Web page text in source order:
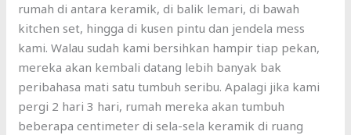
rumah di antara keramik, di balik lemari, di bawah
kitchen set, hingga di kusen pintu dan jendela mess
kami. Walau sudah kami bersihkan hampir tiap pekan,
mereka akan kembali datang lebih banyak bak
peribahasa mati satu tumbuh seribu. Apalagi jika kami
pergi 2 hari 3 hari, rumah mereka akan tumbuh
beberapa centimeter di sela-sela keramik di ruang